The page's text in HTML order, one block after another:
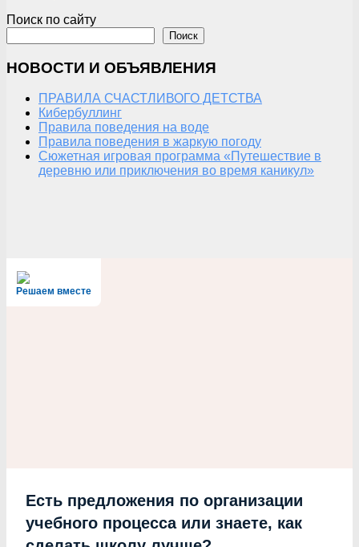
Поиск по сайту
Поиск
НОВОСТИ И ОБЪЯВЛЕНИЯ
ПРАВИЛА СЧАСТЛИВОГО ДЕТСТВА
Кибербуллинг
Правила поведения на воде
Правила поведения в жаркую погоду
Сюжетная игровая программа «Путешествие в
деревню или приключения во время каникул»
Решаем вместе
Есть предложения по организации
учебного процесса или знаете, как